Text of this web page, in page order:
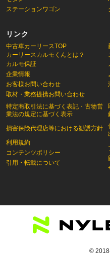
ステーションワゴン
リンク
中古車カーリースTOP
カーリースカルモくんとは？
カルモ保証
企業情報
お客様お問い合わせ
取材・業務提携お問い合わせ
特定商取引法に基づく表記・古物営
業法の規定に基づく表示
損害保険代理店等における勧誘方針
利用規約
コンテンツポリシー
引用・転載について
©